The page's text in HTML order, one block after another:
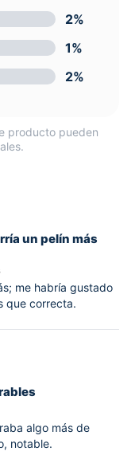
2%
1%
2%
producto pueden
un pelín más
me habría gustado
que correcta.
algo más de
notable.